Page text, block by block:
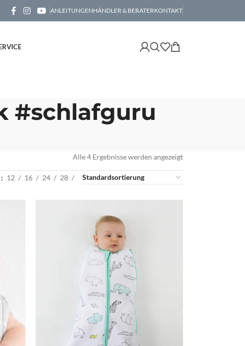
ANLEITUNGENHÄNDLER & BERATERKONTAKT
#schlafguru
Alle 4 Ergebnisse werden angezeigt
12 16 24 28